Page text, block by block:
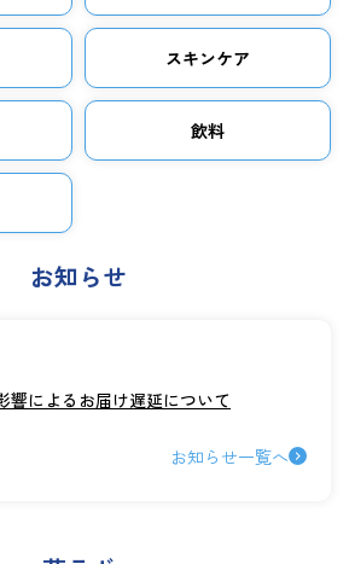
スキンケア
飲料
お知らせ
響によるお届け遅延について
お知らせ一覧へ